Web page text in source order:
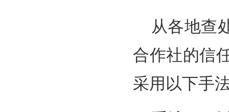
从各地查
合作社的信
采用以下手